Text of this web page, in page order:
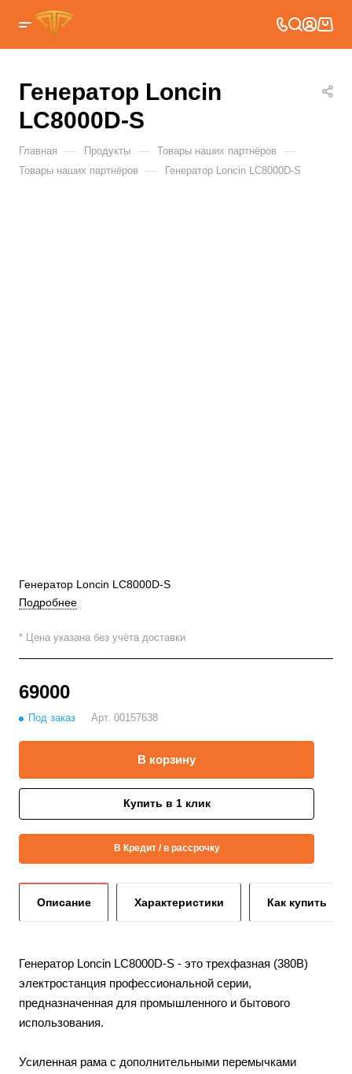
Генератор Loncin
LC8000D-S
Главная — Продукты — Товары наших партнёров —
Товары наших партнёров — Генератор Loncin LC8000D-S
Генератор Loncin LC8000D-S
Подробнее
* Цена указана без учёта доставки
69000
Под заказ Арт. 00157638
В корзину
Купить в 1 клик
В Кредит / в рассрочку
Описание Характеристики Как купить
Генератор Loncin LC8000D-S - это трехфазная (380В)
электростанция профессиональной серии,
предназначенная для промышленного и бытового
использования.
Усиленная рама с дополнительными перемычками